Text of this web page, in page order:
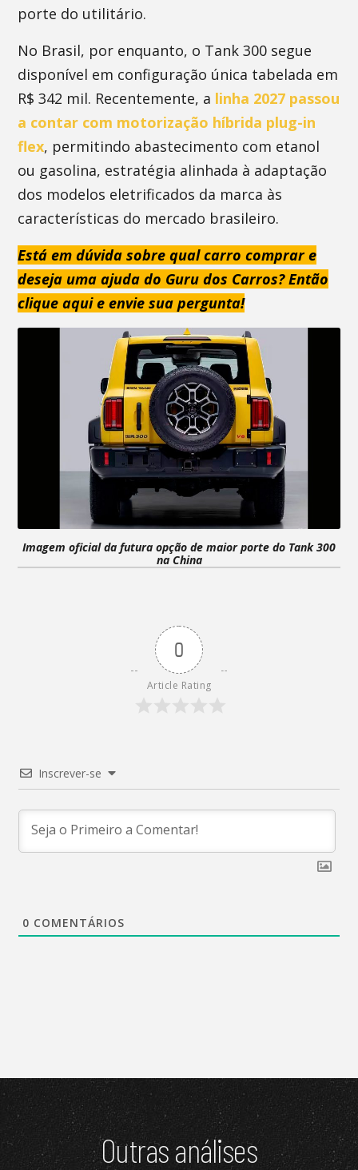
porte do utilitário.
No Brasil, por enquanto, o Tank 300 segue
disponível em configuração única tabelada em
R$ 342 mil. Recentemente, a linha 2027 passou
a contar com motorização híbrida plug-in
flex, permitindo abastecimento com etanol
ou gasolina, estratégia alinhada à adaptação
dos modelos eletrificados da marca às
características do mercado brasileiro.
Está em dúvida sobre qual carro comprar e
deseja uma ajuda do Guru dos Carros? Então
clique aqui e envie sua pergunta!
Imagem oficial da futura opção de maior porte do Tank 300
na China
0
Article Rating
Inscrever-se
0 COMENTÁRIOS
Outras análises